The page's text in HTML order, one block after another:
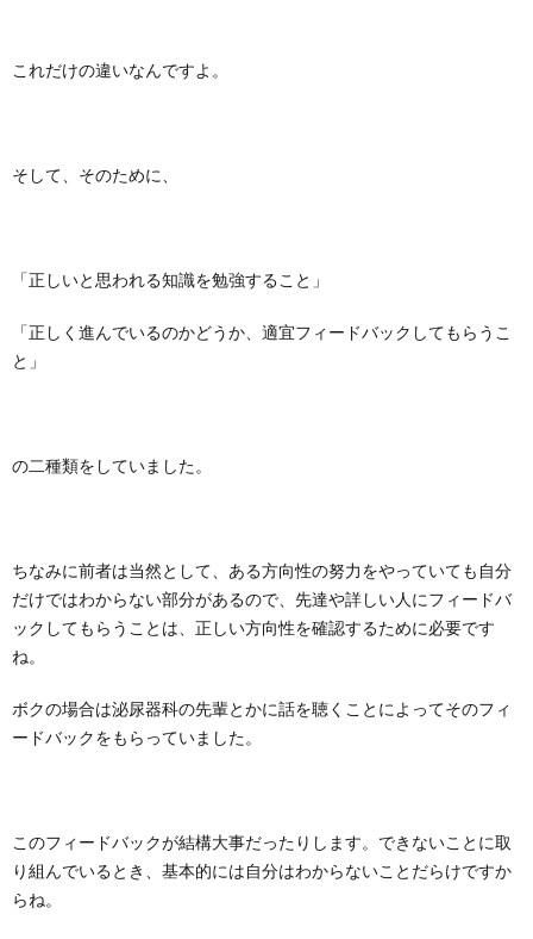
これだけの違いなんですよ。
そして、そのために、
「正しいと思われる知識を勉強すること」
「正しく進んでいるのかどうか、適宜フィードバックしてもらうこ
と」
の二種類をしていました。
ちなみに前者は当然として、ある方向性の努力をやっていても自分
だけではわからない部分があるので、先達や詳しい人にフィードバ
ックしてもらうことは、正しい方向性を確認するために必要です
ね。
ボクの場合は泌尿器科の先輩とかに話を聴くことによってそのフィ
ードバックをもらっていました。
このフィードバックが結構大事だったりします。できないことに取
り組んでいるとき、基本的には自分はわからないことだらけですか
らね。